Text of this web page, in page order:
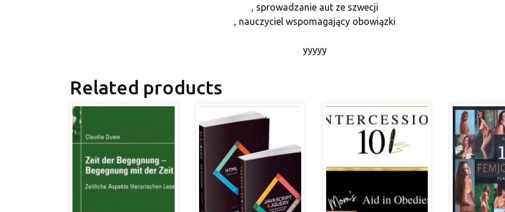
, sprowadzanie aut ze szwecji
, nauczyciel wspomagający obowiązki
yyyyy
Related products